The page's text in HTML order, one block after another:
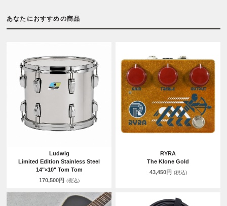
あなたにおすすめの商品
Ludwig
Limited Edition Stainless Steel
14"×10" Tom Tom
170,500円 (税込)
RYRA
The Klone Gold
43,450円 (税込)